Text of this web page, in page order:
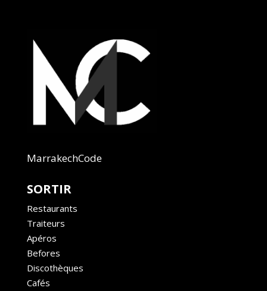
MarrakechCode
SORTIR
Restaurants
Traiteurs
Apéros
Befores
Discothèques
Cafés